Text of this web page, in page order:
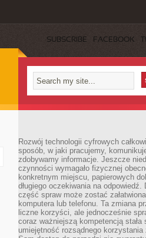
SUBSCRIBE FACEBOOK
Rozwój technologii cyfrowych
sposób, w jaki pracujemy,
zdobywamy informacje. Jeszcze
czynności wymagało fizycznej
konkretnym miejscu, papierowych
długiego oczekiwania na odpowiedź.
część spraw może zostać
komputera lub telefonu. Ta zmiana
liczne korzyści, ale jednocześnie
coraz ważniejszą kompetencją stała
umiejętność rozsądnego korzystania